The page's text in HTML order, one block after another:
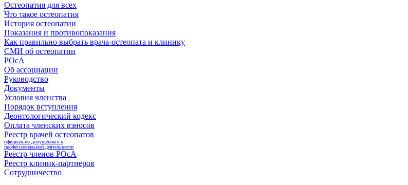
Остеопатия для всех
Что такое остеопатия
История остеопатии
Показания и противопоказания
Как правильно выбрать врача-остеопата и клинику
СМИ об остеопатии
РОсА
Об ассоциации
Руководство
Документы
Условия членства
Порядок вступления
Деонтологический кодекс
Оплата членских взносов
Реестр врачей остеопатов
официально допущенных к
профессиональной деятельности
Реестр членов РОсА
Реестр клиник-партнеров
Сотрудничество